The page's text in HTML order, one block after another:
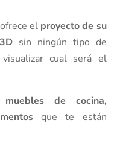
el proyecto de su
sin ningún tipo de
cual será el
muebles de cocina,
que te están